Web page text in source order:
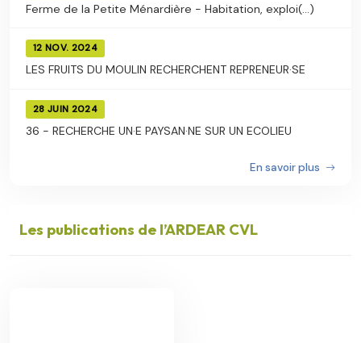
Ferme de la Petite Ménardière - Habitation, exploi(...)
12 NOV. 2024
LES FRUITS DU MOULIN RECHERCHENT REPRENEUR·SE
28 JUIN 2024
36 - RECHERCHE UN·E PAYSAN·NE SUR UN ECOLIEU
En savoir plus
Les publications de l’ARDEAR CVL